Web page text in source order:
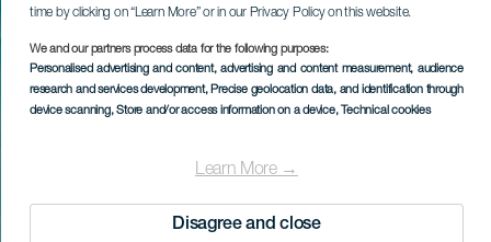
time by clicking on “Learn More” or in our Privacy Policy on this website.
We and our partners process data for the following purposes:
Personalised advertising and content, advertising and content measurement, audience
research and services development, Precise geolocation data, and identification through
device scanning, Store and/or access information on a device, Technical cookies
Learn More →
Disagree and close